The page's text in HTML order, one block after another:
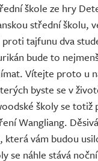
škole ze hry
střední školu,
tajfunu dva
bude to
Vítejte proto u
byste se v
školy se totiž
Wangliang.
vám budou
se náhle stává